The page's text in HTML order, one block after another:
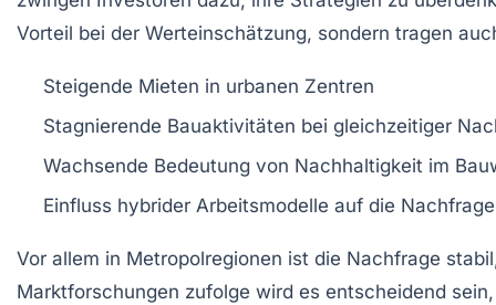
Vorteil bei der Werteinschätzung, sondern tragen
Steigende Mieten in urbanen Zentren
Stagnierende Bauaktivitäten bei gleichzeitiger
Wachsende Bedeutung von Nachhaltigkeit im
Einfluss hybrider Arbeitsmodelle auf die
Vor allem in Metropolregionen ist die Nachfrage
Marktforschungen zufolge wird es entscheidend